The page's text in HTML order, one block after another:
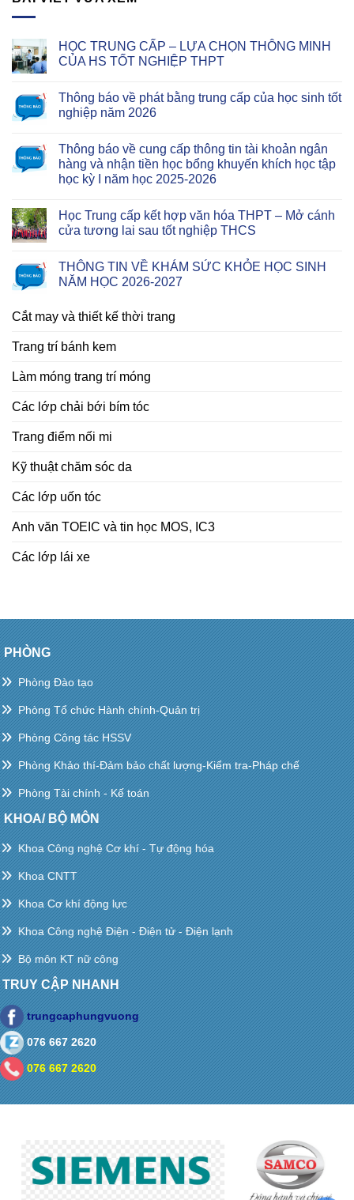
HỌC TRUNG CẤP – LỰA CHỌN THÔNG MINH
CỦA HS TỐT NGHIỆP THPT
Thông báo về phát bằng trung cấp của học sinh tốt
nghiệp năm 2026
Thông báo về cung cấp thông tin tài khoản ngân
hàng và nhận tiền học bổng khuyến khích học tập
học kỳ I năm học 2025-2026
Học Trung cấp kết hợp văn hóa THPT – Mở cánh
cửa tương lai sau tốt nghiệp THCS
THÔNG TIN VỀ KHÁM SỨC KHỎE HỌC SINH
NĂM HỌC 2026-2027
Cắt may và thiết kế thời trang
Trang trí bánh kem
Làm móng trang trí móng
Các lớp chải bới bím tóc
Trang điểm nối mi
Kỹ thuật chăm sóc da
Các lớp uốn tóc
Anh văn TOEIC và tin học MOS, IC3
Các lớp lái xe
PHÒNG
Phòng Đào tạo
Phòng Tổ chức Hành chính-Quản trị
Phòng Công tác HSSV
Phòng Khảo thí-Đảm bảo chất lượng-Kiểm tra-Pháp chế
Phòng Tài chính - Kế toán
KHOA/ BỘ MÔN
Khoa Công nghệ Cơ khí - Tự động hóa
Khoa CNTT
Khoa Cơ khí động lực
Khoa Công nghệ Điện - Điện tử - Điện lạnh
Bộ môn KT nữ công
TRUY CẬP NHANH
trungcaphungvuong
076 667 2620
076 667 2620